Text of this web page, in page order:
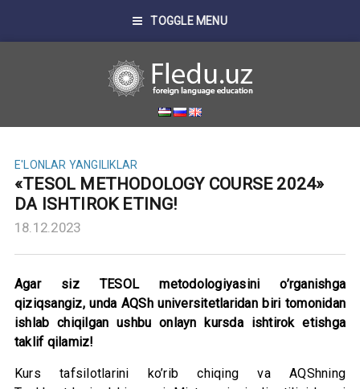
TOGGLE MENU
E'LONLAR YANGILIKLAR
«TESOL METHODOLOGY COURSE 2024»
DA ISHTIROK ETING!
18.12.2023
Agar siz TESOL metodologiyasini o’rganishga
qiziqsangiz, unda AQSh universitetlaridan biri tomonidan
ishlab chiqilgan ushbu onlayn kursda ishtirok etishga
taklif qilamiz!
Kurs tafsilotlarini ko’rib chiqing va AQShning